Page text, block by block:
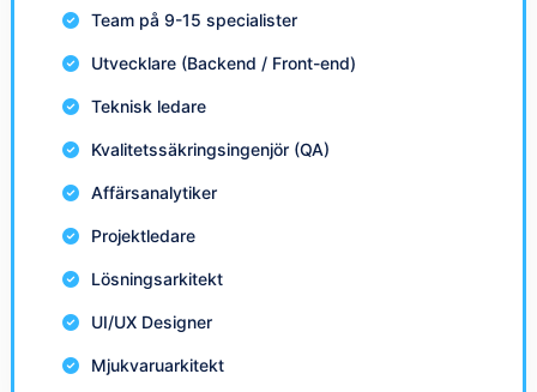
Team på 9-15 specialister
Utvecklare (Backend / Front-end)
Teknisk ledare
Kvalitetssäkringsingenjör (QA)
Affärsanalytiker
Projektledare
Lösningsarkitekt
UI/UX Designer
Mjukvaruarkitekt